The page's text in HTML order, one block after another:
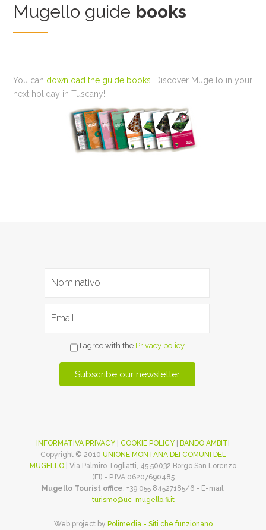
Mugello guide books
You can download the guide books . Discover Mugello in your
next holiday in Tuscany!
I agree with the Privacy policy
INFORMATIVA PRIVACY COOKIE POLICY
BANDO AMBITI
Copyright © 2010 UNIONE MONTANA DEI COMUNI DEL
MUGELLO | Via Palmiro Togliatti, 45 50032 Borgo San Lorenzo
(FI) - P.IVA 06207690485
Mugello Tourist office: +39 055 84527185/6 - E-mail:
turismo@uc-mugello.fi.it
Web project by Polimedia - Siti che funzionano